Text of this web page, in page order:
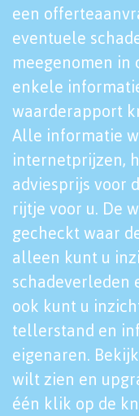
een
eventuele
meegenomen in
enkele
waarderapport
Alle informatie
internetprijzen,
adviesprijs voor
rijtje voor u. De
gecheckt waar
alleen kunt u
schadeverleden
ook kunt u
tellerstand en
eigenaren.
wilt zien en
één klik op de